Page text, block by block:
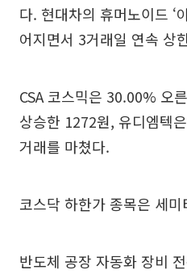
다. 현대차의 휴머노이드 ‘
어지면서 3거래일 연속 상
CSA 코스믹은 30.00% 오
상승한 1272원, 유디엠텍
거래를 마쳤다.
코스닥 하한가 종목은 세미
반도체 공장 자동화 장비